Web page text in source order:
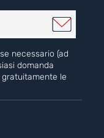
necessario (ad
domanda
le